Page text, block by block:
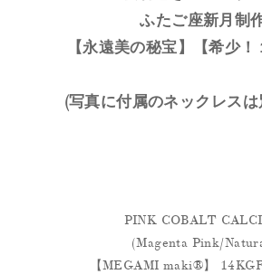
ふたご座新月制
【永遠美の秘宝】【希少！
(写真に付属のネックレス
PINK COBALT
(Magenta Pink/
【MEGAMI maki®︎】